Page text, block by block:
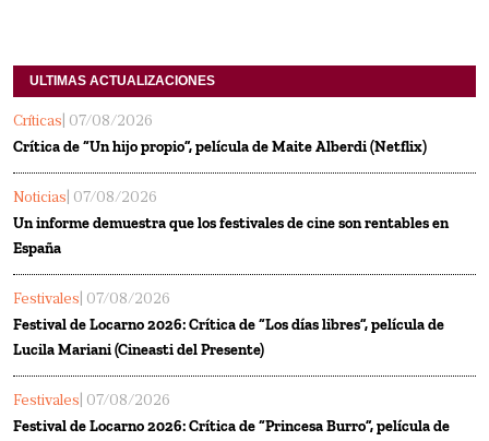
ULTIMAS ACTUALIZACIONES
Críticas | 07/08/2026
Crítica de “Un hijo propio”, película de Maite Alberdi (Netflix)
Noticias | 07/08/2026
Un informe demuestra que los festivales de cine son rentables en
España
Festivales | 07/08/2026
Festival de Locarno 2026: Crítica de “Los días libres”, película de
Lucila Mariani (Cineasti del Presente)
Festivales | 07/08/2026
Festival de Locarno 2026: Crítica de “Princesa Burro”, película de